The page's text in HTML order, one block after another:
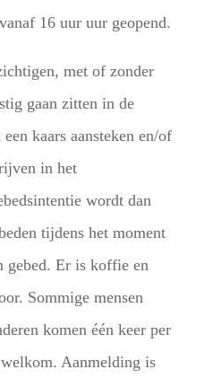
16 uur uur geopend.
met of zonder
gaan zitten in de
kaars aansteken en/of
in het
wordt dan
tijdens het moment
gebed. Er is koffie en
Sommige mensen
komen één keer per
Aanmelding is